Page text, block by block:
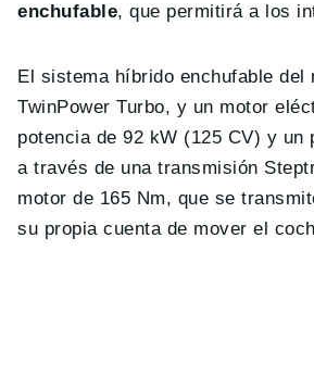
enchufable, que permitirá a los
El sistema híbrido enchufable del
TwinPower Turbo, y un motor
potencia de 92 kW (125 CV) y
a través de una transmisión
motor de 165 Nm, que se
su propia cuenta de mover el